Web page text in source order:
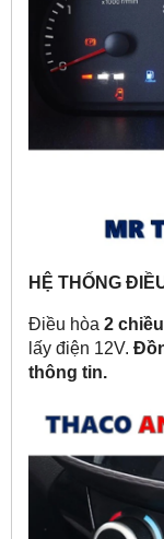
HỆ THỐNG
Điều hòa 2
lấy điện 12V.
thông tin.